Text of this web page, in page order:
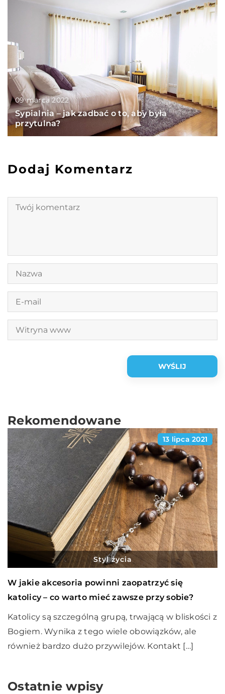
09 marca 2022
Sypialnia – jak zadbać o to, aby była
przytulna?
Dodaj Komentarz
Rekomendowane
13 lipca 2021
Styl życia
W jakie akcesoria powinni zaopatrzyć się
katolicy – co warto mieć zawsze przy sobie?
Katolicy są szczególną grupą, trwającą w bliskości z
Bogiem. Wynika z tego wiele obowiązków, ale
również bardzo dużo przywilejów. Kontakt […]
Ostatnie wpisy